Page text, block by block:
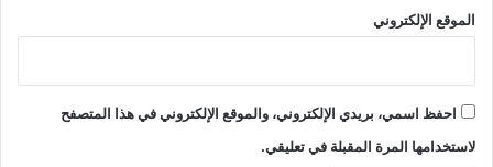
الموقع الإلكتروني
احفظ اسمي، بريدي الإلكتروني، والموقع الإلكتروني في هذا المتصفح
لاستخدامها المرة المقبلة في تعليقي.